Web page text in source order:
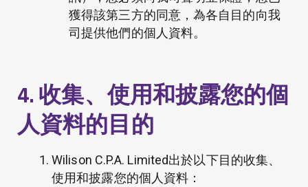
獲得該第三方的同意，為各自目的向我
司提供他們的個人資料。
4. 收集、使用和披露您的個
人資料的目的
Wilison C.P.A. Limited出於以下目的收集、
使用和披露您的個人資料：